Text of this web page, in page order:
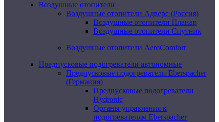
Воздушные отопители
Воздушные отопители Адверс (Россия)
Воздушные отопители Планар
Воздушные отопители Спутник
Воздушные отопители AeroComfort
Предпусковые подогреватели автономные
Предпусковые подогреватели Eberspacher
(Германия)
Предпусковые подогреватели
Hydronic
Органы управления к
подогревателям Eberspacher